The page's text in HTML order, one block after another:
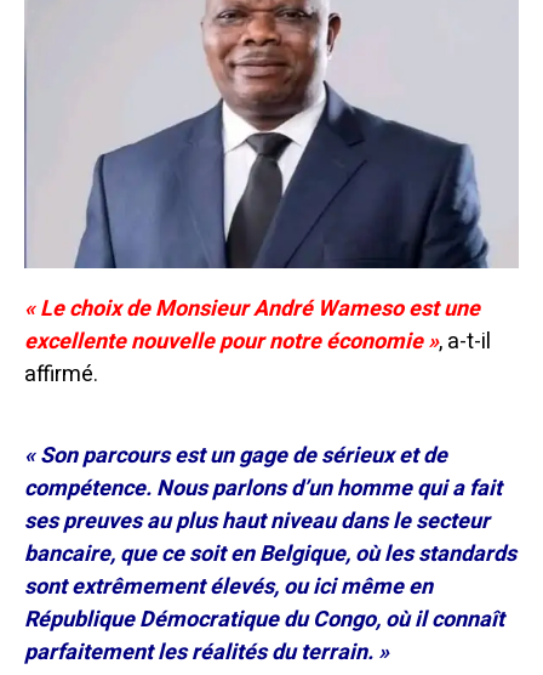
« Le choix de Monsieur André Wameso est une
excellente nouvelle pour notre économie », a-t-il
affirmé.
« Son parcours est un gage de sérieux et de
compétence. Nous parlons d’un homme qui a fait
ses preuves au plus haut niveau dans le secteur
bancaire, que ce soit en Belgique, où les standards
sont extrêmement élevés, ou ici même en
République Démocratique du Congo, où il connaît
parfaitement les réalités du terrain. »